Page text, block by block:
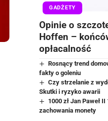
GADŻETY
Opinie o
Hoffen –
opłacalność
Rosnący trend
fakty o goleniu
Czy strzelanie z
Skutki i ryzyko awarii
1000 zł Jan Paweł
zachowania monety